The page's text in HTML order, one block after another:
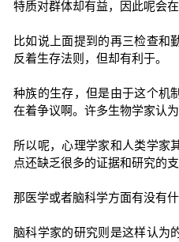
特质对群体却有益，因此呢会
比如说上面提到的再三检查和
反着生存法则，但却有利于。
种族的生存，但是由于这个机
在着争议啊。许多生物学家认
所以呢，心理学家和人类学家
点还缺乏很多的证据和研究的支
那医学或者脑科学方面有没有
脑科学家的研究则是这样认为